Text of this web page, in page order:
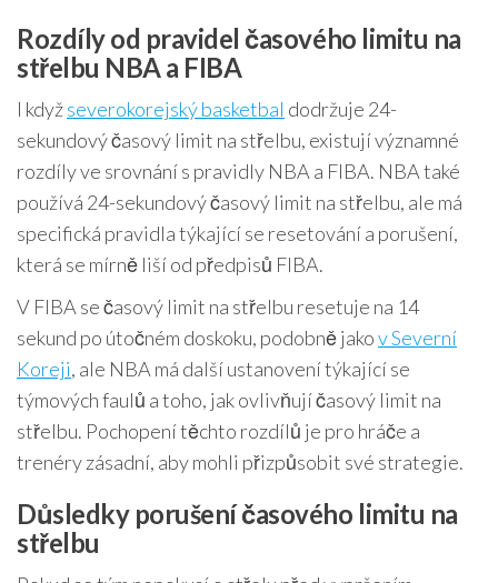
Rozdíly od pravidel časového limitu na
střelbu NBA a FIBA
I kdyžseverokorejský basketbal dodržuje 24-
sekundový časový limit na střelbu, existují významné
rozdíly ve srovnání s pravidly NBA a FIBA. NBA také
používá 24-sekundový časový limit na střelbu, ale má
specifická pravidla týkající se resetování a porušení,
která se mírně liší od předpisů FIBA.
V FIBA se časový limit na střelbu resetuje na 14
sekund po útočném doskoku, podobně jakov Severní
Koreji, ale NBA má další ustanovení týkající se
týmových faulů a toho, jak ovlivňují časový limit na
střelbu. Pochopení těchto rozdílů je pro hráče a
trenéry zásadní, aby mohli přizpůsobit své strategie.
Důsledky porušení časového limitu na
střelbu